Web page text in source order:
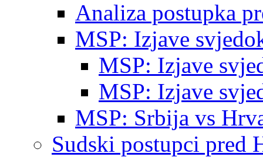
Analiza postupka
MSP: Izjave
MSP: Izjave
MSP: Izjave
MSP: Srbija vs
Sudski postupci pred